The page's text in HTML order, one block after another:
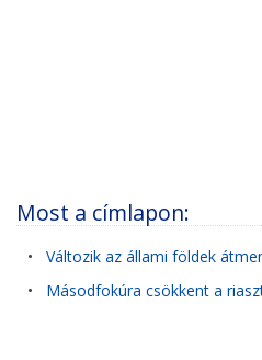
Most a címlapon:
• Változik az állami földek
• Másodfokúra csökkent a